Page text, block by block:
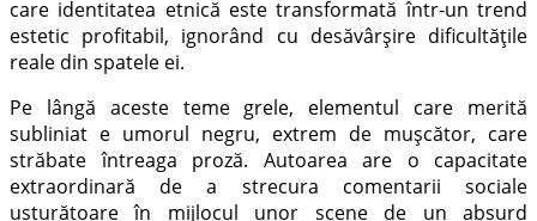
care identitatea etnică este transformată într-un trend
estetic profitabil, ignorând cu desăvârșire dificultățile
reale din spatele ei.
Pe lângă aceste teme grele, elementul care merită
subliniat e umorul negru, extrem de mușcător, care
străbate întreaga proză. Autoarea are o capacitate
extraordinară de a strecura comentarii sociale
usturătoare în mijlocul unor scene de un absurd